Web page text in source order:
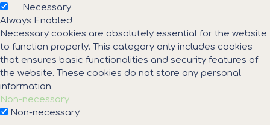
Necessary
Always Enabled
Necessary cookies are absolutely essential for the website
to function properly. This category only includes cookies
that ensures basic functionalities and security features of
the website. These cookies do not store any personal
information.
Non-necessary
Non-necessary